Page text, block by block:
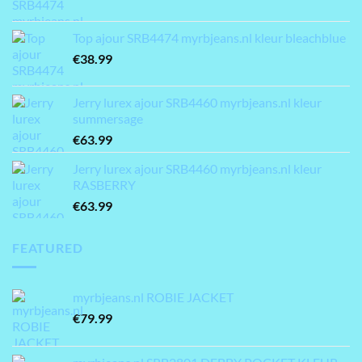
Top ajour SRB4474 myrbjeans.nl kleur bleachblue
€38.99
Jerry lurex ajour SRB4460 myrbjeans.nl kleur
summersage
€63.99
Jerry lurex ajour SRB4460 myrbjeans.nl kleur
RASBERRY
€63.99
FEATURED
myrbjeans.nl ROBIE JACKET
€79.99